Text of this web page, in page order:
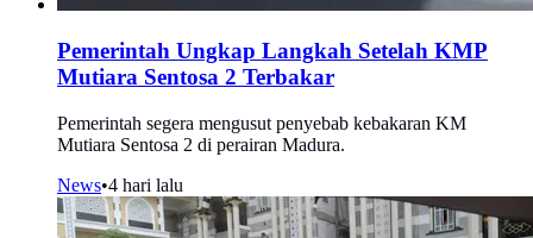
Pemerintah Ungkap Langkah Setelah KMP
Mutiara Sentosa 2 Terbakar
Pemerintah segera mengusut penyebab kebakaran KM
Mutiara Sentosa 2 di perairan Madura.
News•4 hari lalu